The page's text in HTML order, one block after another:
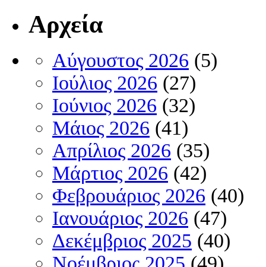
Αρχεία
Αύγουστος 2026 (5)
Ιούλιος 2026 (27)
Ιούνιος 2026 (32)
Μάιος 2026 (41)
Απρίλιος 2026 (35)
Μάρτιος 2026 (42)
Φεβρουάριος 2026 (40)
Ιανουάριος 2026 (47)
Δεκέμβριος 2025 (40)